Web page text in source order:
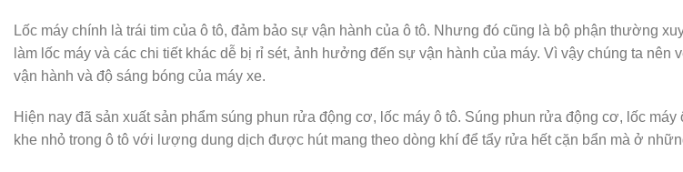
Lốc máy chính là trái tim của ô tô, đảm bảo sự vận hành của ô tô. Nhưng đó cũng là bộ phận thường
làm lốc máy và các chi tiết khác dễ bị rỉ sét, ảnh hưởng đến sự vận hành của máy. Vì vậy chúng ta
vận hành và độ sáng bóng của máy xe.
Hiện nay đã sản xuất sản phẩm súng phun rửa động cơ, lốc máy ô tô. Súng phun rửa động cơ, lốc
khe nhỏ trong ô tô với lượng dung dịch được hút mang theo dòng khí để tẩy rửa hết cặn bẩn mà ở